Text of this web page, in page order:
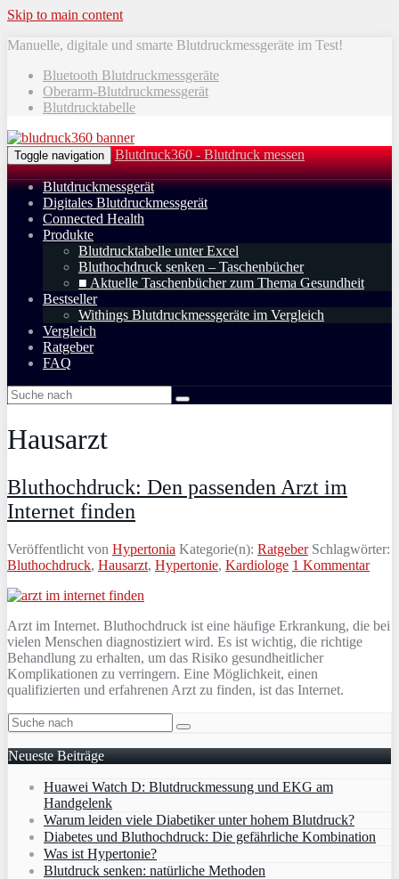
Skip to main content
Manuelle, digitale und smarte Blutdruckmessgeräte im Test!
Bluetooth Blutdruckmessgeräte
Oberarm-Blutdruckmessgerät
Blutdrucktabelle
Toggle navigation Blutdruck360 - Blutdruck messen
Blutdruckmessgerät
Digitales Blutdruckmessgerät
Connected Health
Produkte
Blutdrucktabelle unter Excel
Bluthochdruck senken – Taschenbücher
■ Aktuelle Taschenbücher zum Thema Gesundheit
Bestseller
Withings Blutdruckmessgeräte im Vergleich
Vergleich
Ratgeber
FAQ
Hausarzt
Bluthochdruck: Den passenden Arzt im
Internet finden
Veröffentlicht von Hypertonia Kategorie(n): RatgeberSchlagwörter:
Bluthochdruck, Hausarzt, Hypertonie, Kardiologe 1 Kommentar
Arzt im Internet. Bluthochdruck ist eine häufige Erkrankung, die bei
vielen Menschen diagnostiziert wird. Es ist wichtig, die richtige
Behandlung zu erhalten, um das Risiko gesundheitlicher
Komplikationen zu verringern. Eine Möglichkeit, einen
qualifizierten und erfahrenen Arzt zu finden, ist das Internet.
Neueste Beiträge
Huawei Watch D: Blutdruckmessung und EKG am
Handgelenk
Warum leiden viele Diabetiker unter hohem Blutdruck?
Diabetes und Bluthochdruck: Die gefährliche Kombination
Was ist Hypertonie?
Blutdruck senken: natürliche Methoden